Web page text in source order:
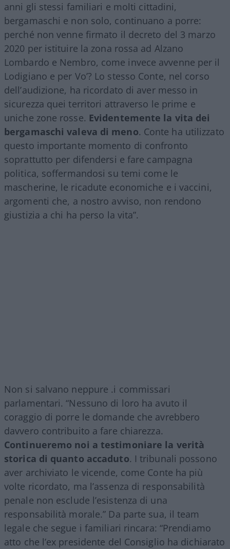
anni gli stessi familiari e molti cittadini,
bergamaschi e non solo, continuano a porre:
perché non venne firmato il decreto del 3 marzo
2020 per istituire la zona rossa ad Alzano
Lombardo e Nembro, come invece avvenne per il
Lodigiano e per Vo’? Lo stesso Conte, nel corso
dell’audizione, ha ricordato di aver messo in
sicurezza quei territori attraverso le prime e
uniche zone rosse. Evidentemente la vita dei
bergamaschi valeva di meno. Conte ha utilizzato
questo importante momento di confronto
soprattutto per difendersi e fare campagna
politica, soffermandosi su temi come le
mascherine, le ricadute economiche e i vaccini,
argomenti che, a nostro avviso, non rendono
giustizia a chi ha perso la vita”.
Non si salvano neppure .i commissari
parlamentari. “Nessuno di loro ha avuto il
coraggio di porre le domande che avrebbero
davvero contribuito a fare chiarezza.
Continueremo noi a testimoniare la verità
storica di quanto accaduto. I tribunali possono
aver archiviato le vicende, come Conte ha più
volte ricordato, ma l’assenza di responsabilità
penale non esclude l’esistenza di una
responsabilità morale.” Da parte sua, il team
legale che segue i familiari rincara: “Prendiamo
atto che l’ex presidente del Consiglio ha dichiarato